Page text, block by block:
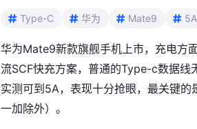
Type-C 华为 Mate9 5A
华为Mate9新款旗舰手机上市，充电方
流SCF快充方案，普通的Type-c数据线
实测可到5A，表现十分抢眼，最关键的
一加除外）。